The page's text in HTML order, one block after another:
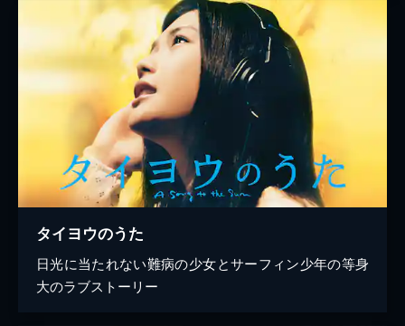
タイヨウのうた
日光に当たれない難病の少女とサーフィン少年の等身
大のラブストーリー